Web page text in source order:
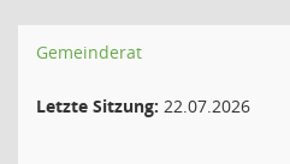
Gemeinderat
Letzte Sitzung: 22.07.2026